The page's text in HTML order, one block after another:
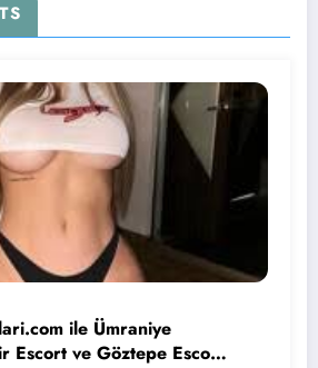
ile Ümraniye
Escort ve Göztepe Escort